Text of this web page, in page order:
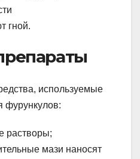
гной.
используемые
фурункулов:
растворы;
мази наносят